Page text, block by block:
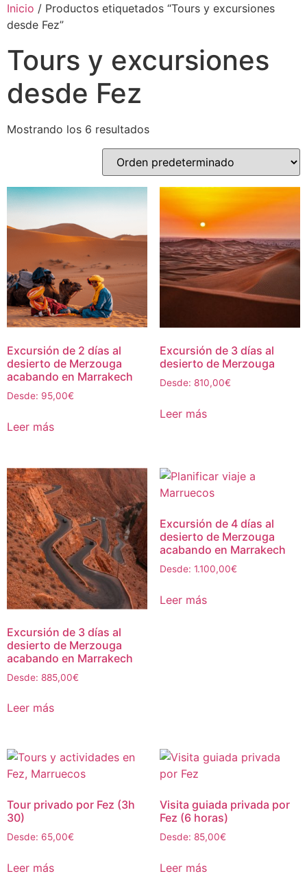
Inicio / Productos etiquetados “Tours y excursiones
desde Fez”
Tours y excursiones
desde Fez
Mostrando los 6 resultados
Excursión de 2 días al
desierto de Merzouga
acabando en Marrakech
Desde: 95,00€
Leer más
Excursión de 3 días al
desierto de Merzouga
Desde: 810,00€
Leer más
Excursión de 3 días al
desierto de Merzouga
acabando en Marrakech
Desde: 885,00€
Leer más
Excursión de 4 días al
desierto de Merzouga
acabando en Marrakech
Desde: 1.100,00€
Leer más
Tour privado por Fez (3h
30)
Desde: 65,00€
Leer más
Visita guiada privada por
Fez (6 horas)
Desde: 85,00€
Leer más